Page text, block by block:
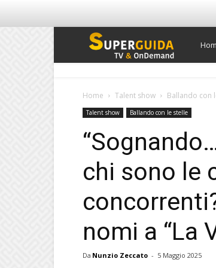
Super
Home Talent show Ballando con
Talent show Ballando con le stelle
chi sono le
nomi a “La
Da Nunzio Zeccato - 5 Maggio 2025